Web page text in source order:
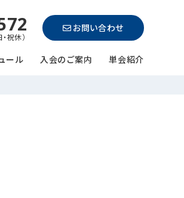
祝休）
お問い合わせ
ール 入会のご案内 単会紹介